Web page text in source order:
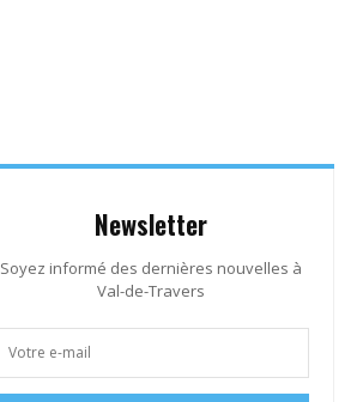
Newsletter
Soyez informé des dernières nouvelles à
Val-de-Travers